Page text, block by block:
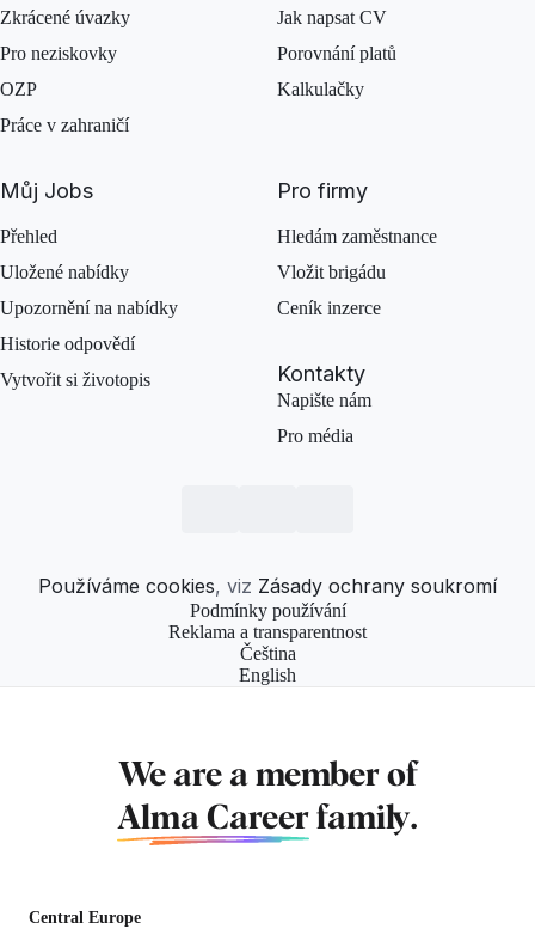
Zkrácené úvazky
Pro neziskovky
OZP
Práce v zahraničí
Jak napsat CV
Porovnání platů
Kalkulačky
Můj Jobs
Přehled
Uložené nabídky
Upozornění na nabídky
Historie odpovědí
Vytvořit si životopis
Pro firmy
Hledám zaměstnance
Vložit brigádu
Ceník inzerce
Kontakty
Napište nám
Pro média
Používáme cookies, viz Zásady ochrany soukromí
Podmínky používání
Reklama a transparentnost
Čeština
English
We are a member of
Alma Career family.
Central Europe